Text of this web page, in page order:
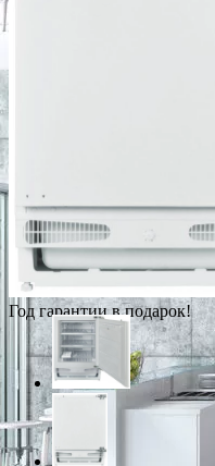
Год гарантии в подарок!